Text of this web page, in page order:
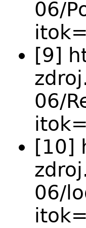
06/
[9]
06/
[10]
06/